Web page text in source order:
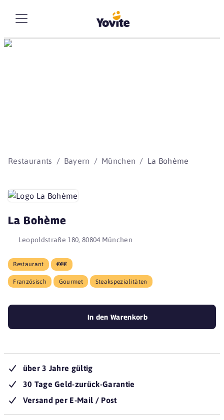
Restaurants Bayern München La Bohème
La Bohème
Leopoldstraße 180, 80804 München
Restaurant €€€
Französisch Gourmet Steakspezialitäten
In den Warenkorb
über 3 Jahre gültig
30 Tage Geld-zurück-Garantie
Versand per E-Mail / Post